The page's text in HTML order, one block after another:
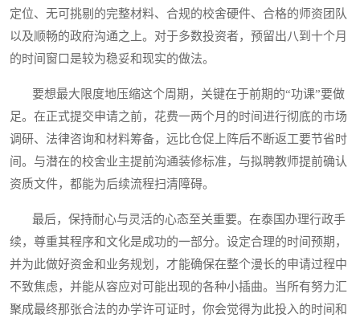
定位、无可挑剔的完整材料、合规的校舍硬件、合格的师资团队
以及顺畅的政府沟通之上。对于多数投资者，预留出八到十个月
的时间窗口是较为稳妥和现实的做法。
要想最大限度地压缩这个周期，关键在于前期的“功课”要做
足。在正式提交申请之前，花费一两个月的时间进行彻底的市场
调研、法律咨询和材料筹备，远比仓促上阵后不断返工要节省时
间。与潜在的校舍业主提前沟通装修标准，与拟聘教师提前确认
资质文件，都能为后续流程扫清障碍。
最后，保持耐心与灵活的心态至关重要。在泰国办理行政手
续，尊重其程序和文化是成功的一部分。设定合理的时间预期，
并为此做好资金和业务规划，才能确保在整个漫长的申请过程中
不致焦虑，并能从容应对可能出现的各种小插曲。当所有努力汇
聚成最终那张合法的办学许可证时，你会觉得为此投入的时间和